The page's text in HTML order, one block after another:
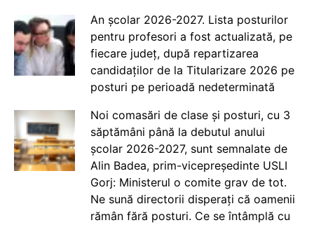
An școlar 2026-2027. Lista posturilor
pentru profesori a fost actualizată, pe
fiecare județ, după repartizarea
candidaților de la Titularizare 2026 pe
posturi pe perioadă nedeterminată
Noi comasări de clase și posturi, cu 3
săptămâni până la debutul anului
școlar 2026-2027, sunt semnalate de
Alin Badea, prim-vicepreședinte USLI
Gorj: Ministerul o comite grav de tot.
Ne sună directorii disperați că oamenii
rămân fără posturi. Ce se întâmplă cu